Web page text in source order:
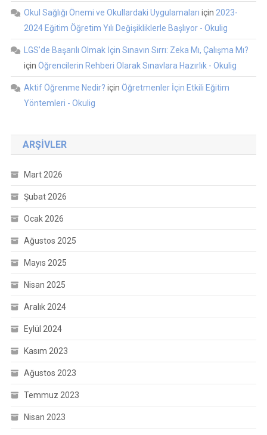
Okul Sağlığı Önemi ve Okullardaki Uygulamaları için 2023-
2024 Eğitim Öğretim Yılı Değişikliklerle Başlıyor - Okulig
LGS’de Başarılı Olmak İçin Sınavın Sırrı: Zeka Mı, Çalışma Mı?
için Öğrencilerin Rehberi Olarak Sınavlara Hazırlık - Okulig
Aktif Öğrenme Nedir? için Öğretmenler İçin Etkili Eğitim
Yöntemleri - Okulig
ARŞIVLER
Mart 2026
Şubat 2026
Ocak 2026
Ağustos 2025
Mayıs 2025
Nisan 2025
Aralık 2024
Eylül 2024
Kasım 2023
Ağustos 2023
Temmuz 2023
Nisan 2023